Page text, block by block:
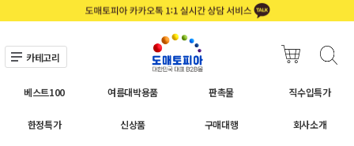
카테고리
베스트100 여름대박용품 판촉물 직수입특가
한정특가 신상품 구매대행 회사소개